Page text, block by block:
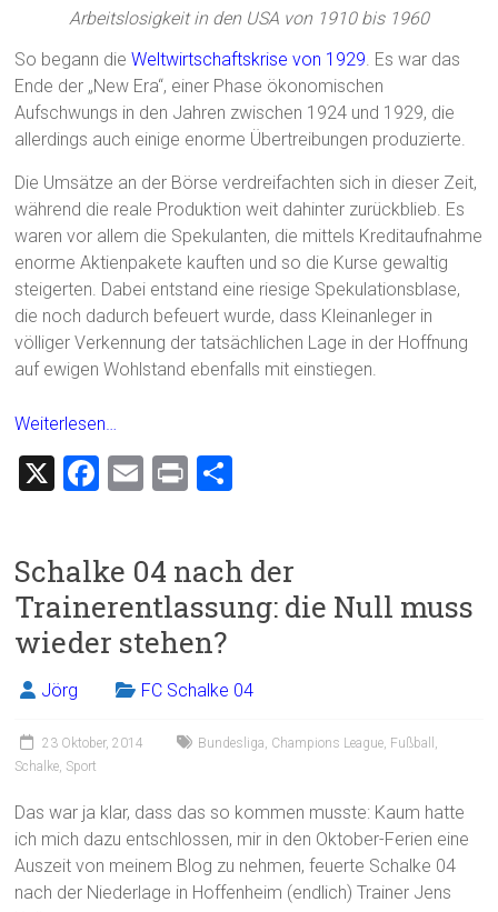
Arbeitslosigkeit in den USA von 1910 bis 1960
So begann dieWeltwirtschaftskrise von 1929. Es war das
Ende der „New Era“, einer Phase ökonomischen
Aufschwungs in den Jahren zwischen 1924 und 1929, die
allerdings auch einige enorme Übertreibungen produzierte.
Die Umsätze an der Börse verdreifachten sich in dieser Zeit,
während die reale Produktion weit dahinter zurückblieb. Es
waren vor allem die Spekulanten, die mittels Kreditaufnahme
enorme Aktienpakete kauften und so die Kurse gewaltig
steigerten. Dabei entstand eine riesige Spekulationsblase,
die noch dadurch befeuert wurde, dass Kleinanleger in
völliger Verkennung der tatsächlichen Lage in der Hoffnung
auf ewigen Wohlstand ebenfalls mit einstiegen.
Weiterlesen…
X
F
b
o
ok
E
l
Pr
n
Schalke 04 nach der
Trainerentlassung: die Null muss
wieder stehen?
Jörg FC Schalke 04
23 Oktober, 2014 Bundesliga, Champions League, Fußball ,
Schalke, Sport
Das war ja klar, dass das so kommen musste: Kaum hatte
ich mich dazu entschlossen, mir in den Oktober-Ferien eine
Auszeit von meinem Blog zu nehmen, feuerte Schalke 04
nach der Niederlage in Hoffenheim (endlich) Trainer Jens